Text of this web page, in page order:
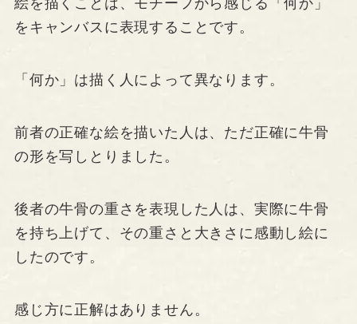
絵を描くことは、モチーフから感じる「何か」
をキャンバスに表現することです。
「何か」は描く人によって異なります。
前者の正確な絵を描いた人は、ただ正確に牛骨
の形を写しとりました。
後者の牛骨の重さを表現した人は、実際に牛骨
を持ち上げて、その重さと大きさに感動し絵に
したのです。
感じ方に正解はありません。